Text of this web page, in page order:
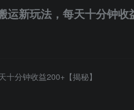
新玩法，每天十分钟收
分钟收益200+【揭秘】